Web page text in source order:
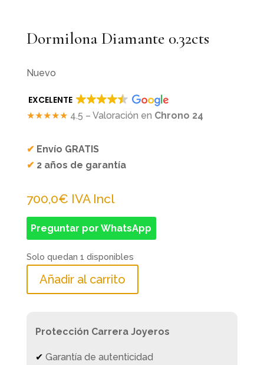
Dormilona Diamante 0.32cts
Nuevo
EXCELENTE
★★★★★ 4.5 – Valoración en Chrono 24
✔ Envío GRATIS
✔ 2 años de garantía
700,0€ IVA Incl
Preguntar por WhatsApp
Solo quedan 1 disponibles
Añadir al carrito
Protección Carrera Joyeros
✔ Garantía de autenticidad